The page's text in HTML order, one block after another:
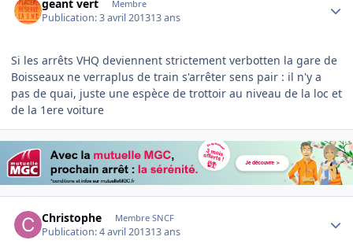
geant vert Membre
Publication:3 avril 201313 ans
Si les arrêts VHQ deviennent strictement verbotten la gare de
Boisseaux ne verraplus de train s'arrêter sens pair : il n'y a
pas de quai, juste une espèce de trottoir au niveau de la loc et
de la 1ere voiture
Christophe Membre SNCF
Publication:4 avril 201313 ans